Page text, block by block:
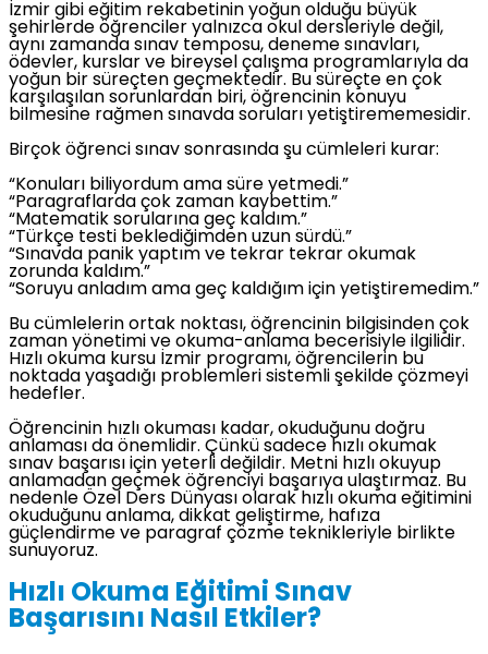
İzmir gibi eğitim rekabetinin yoğun olduğu büyük
şehirlerde öğrenciler yalnızca okul dersleriyle değil,
aynı zamanda sınav temposu, deneme sınavları,
ödevler, kurslar ve bireysel çalışma programlarıyla da
yoğun bir süreçten geçmektedir. Bu süreçte en çok
karşılaşılan sorunlardan biri, öğrencinin konuyu
bilmesine rağmen sınavda soruları yetiştirememesidir.
Birçok öğrenci sınav sonrasında şu cümleleri kurar:
“Konuları biliyordum ama süre yetmedi.”
“Paragraflarda çok zaman kaybettim.”
“Matematik sorularına geç kaldım.”
“Türkçe testi beklediğimden uzun sürdü.”
“Sınavda panik yaptım ve tekrar tekrar okumak
zorunda kaldım.”
“Soruyu anladım ama geç kaldığım için yetiştiremedim.”
Bu cümlelerin ortak noktası, öğrencinin bilgisinden çok
zaman yönetimi ve okuma-anlama becerisiyle ilgilidir.
Hızlı okuma kursu İzmir programı, öğrencilerin bu
noktada yaşadığı problemleri sistemli şekilde çözmeyi
hedefler.
Öğrencinin hızlı okuması kadar, okuduğunu doğru
anlaması da önemlidir. Çünkü sadece hızlı okumak
sınav başarısı için yeterli değildir. Metni hızlı okuyup
anlamadan geçmek öğrenciyi başarıya ulaştırmaz. Bu
nedenle Özel Ders Dünyası olarak hızlı okuma eğitimini
okuduğunu anlama, dikkat geliştirme, hafıza
güçlendirme ve paragraf çözme teknikleriyle birlikte
sunuyoruz.
Hızlı Okuma Eğitimi Sınav
Başarısını Nasıl Etkiler?